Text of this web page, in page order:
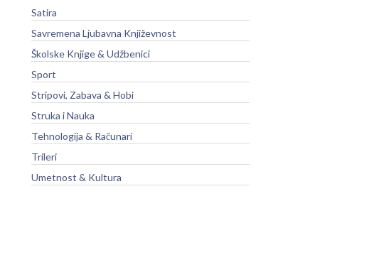
Satira
Savremena Ljubavna Književnost
Školske Knjige & Udžbenici
Sport
Stripovi, Zabava & Hobi
Struka i Nauka
Tehnologija & Računari
Trileri
Umetnost & Kultura